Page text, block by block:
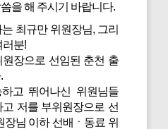
을 해 주시기 바랍니다.
최규만 위원장님, 그리
러분!
장으로 선임된 춘천 출
고 뛰어나신 위원님들
저를 부위원장으로 선
님 이하 선배ㆍ동료 위